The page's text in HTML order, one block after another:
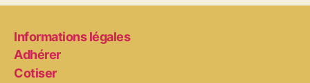
publications
Informations légales
Adhérer
Cotiser